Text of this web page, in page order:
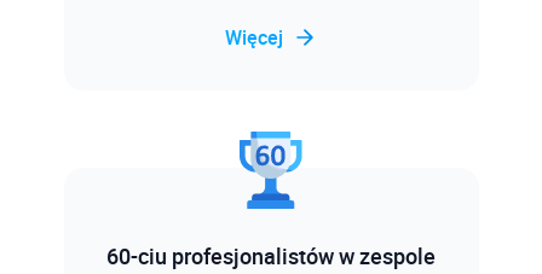
Więcej
60-ciu profesjonalistów w zespole